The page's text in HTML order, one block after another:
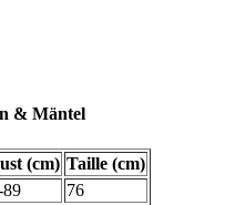
& Mäntel
(cm) Taille (cm)
89
76